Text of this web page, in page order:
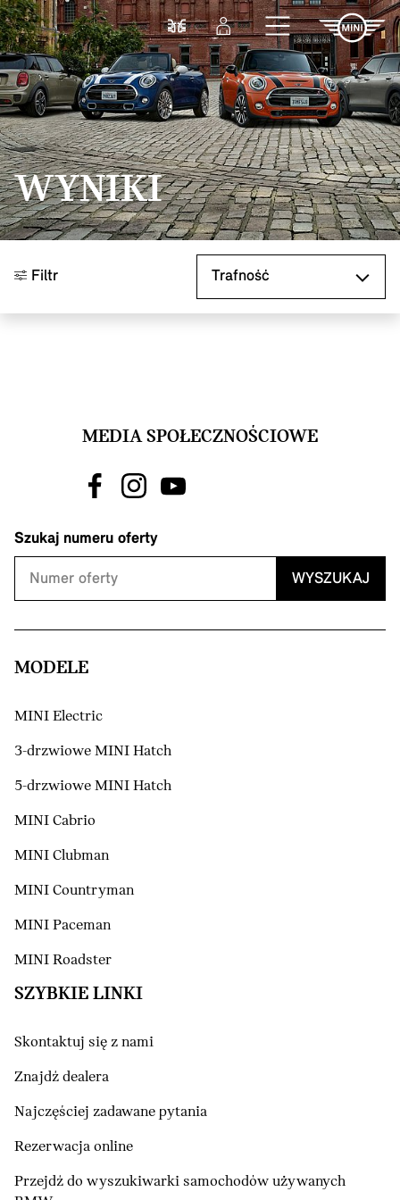
Przejdź do głównej treści
PorównajZaloguj się
WYNIKI
Filtr
MEDIA SPOŁECZNOŚCIOWE
Szukaj numeru oferty
WYSZUKAJ
MODELE
MINI Electric
3-drzwiowe MINI Hatch
5-drzwiowe MINI Hatch
MINI Cabrio
MINI Clubman
MINI Countryman
MINI Paceman
MINI Roadster
SZYBKIE LINKI
Skontaktuj się z nami
Znajdź dealera
Najczęściej zadawane pytania
Rezerwacja online
Przejdź do wyszukiwarki samochodów używanych